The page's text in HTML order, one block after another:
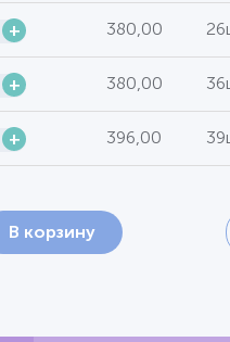
+ 380,00
+ 380,00
+ 396,00
В корзину